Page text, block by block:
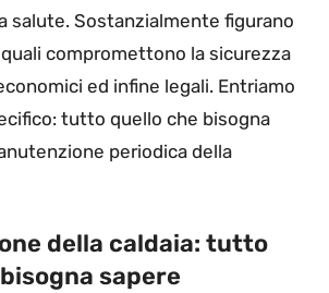
salute. Sostanzialmente figurano
compromettono la sicurezza
ed infine legali. Entriamo
tutto quello che bisogna
periodica della
della caldaia: tutto
sapere